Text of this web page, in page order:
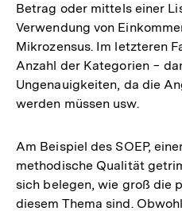
Betrag oder mittels einer
Verwendung von
Mikrozensus. Im letzteren
Anzahl der Kategorien −
Ungenauigkeiten, da die
werden müssen usw.
Am Beispiel des SOEP,
methodische Qualität
sich belegen, wie groß die
diesem Thema sind.